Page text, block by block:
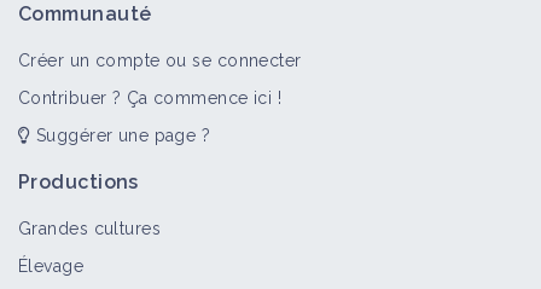
Lutter contre les campagnols par la
Communauté
Créer un compte ou se connecter
Contribuer ? Ça commence ici !
Suggérer une page ?
Productions
Grandes cultures
Élevage